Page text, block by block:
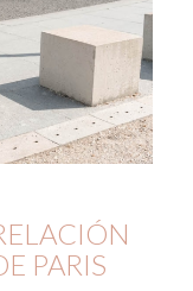
PARIS